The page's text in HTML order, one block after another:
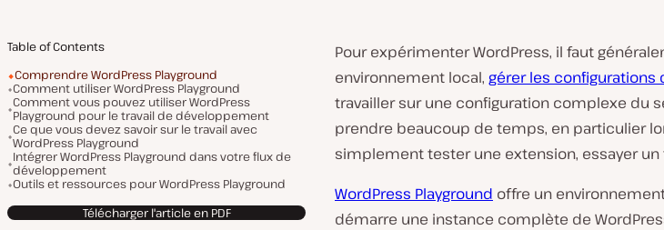
Table of Contents
Comprendre WordPress Playground
Comment utiliser WordPress Playground
Comment vous pouvez utiliser WordPress
Playground pour le travail de développement
Ce que vous devez savoir sur le travail avec
WordPress Playground
Intégrer WordPress Playground dans votre flux de
développement
Outils et ressources pour WordPress Playground
Télécharger l'article en PDF
Pour expérimenter WordPress, il faut
environnement local, gérer les configurations
travailler sur une configuration complexe du
prendre beaucoup de temps, en particulier
simplement tester une extension, essayer
WordPress Playground offre un
démarre une instance complète de